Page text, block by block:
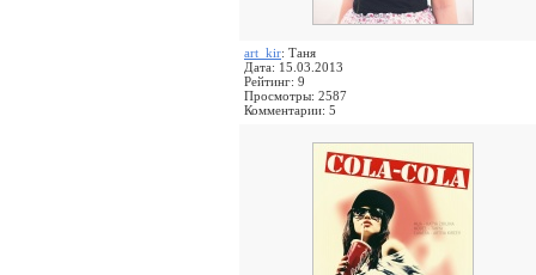
art_kir: Таня
Дата: 15.03.2013
Рейтинг: 9
Просмотры: 2587
Комментарии: 5